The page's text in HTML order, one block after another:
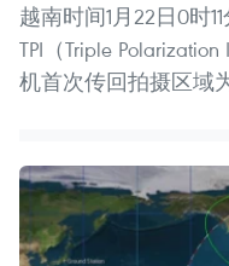
越南时间1月22日0时
TPI（Triple
机首次传回拍摄区域